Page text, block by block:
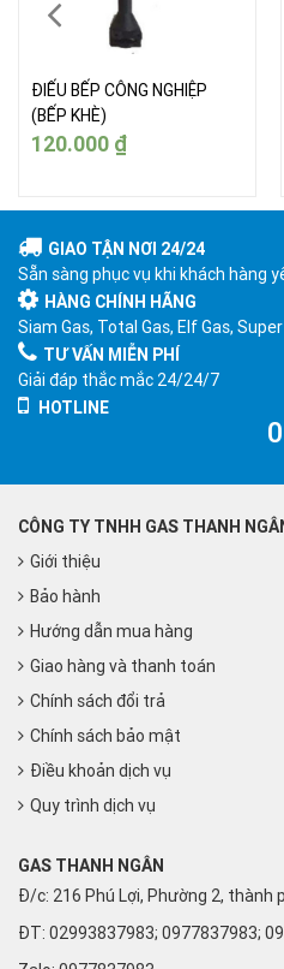
ĐIẾU BẾP CÔNG NGHIỆP
(BẾP KHÈ)
120.000 ₫
GIAO TẬN NƠI 24/24
Sẵn sàng phục vụ khi khách hàng
HÀNG CHÍNH HÃNG
Siam Gas, Total Gas, Elf Gas,
TƯ VẤN MIỄN PHÍ
Giải đáp thắc mắc 24/24/7
HOTLINE
CÔNG TY TNHH GAS THANH
Giới thiệu
Bảo hành
Hướng dẫn mua hàng
Giao hàng và thanh toán
Chính sách đổi trả
Chính sách bảo mật
Điều khoản dịch vụ
Quy trình dịch vụ
GAS THANH NGÂN
Đ/c: 216 Phú Lợi, Phường 2, thành
ĐT: 02993837983; 0977837983;